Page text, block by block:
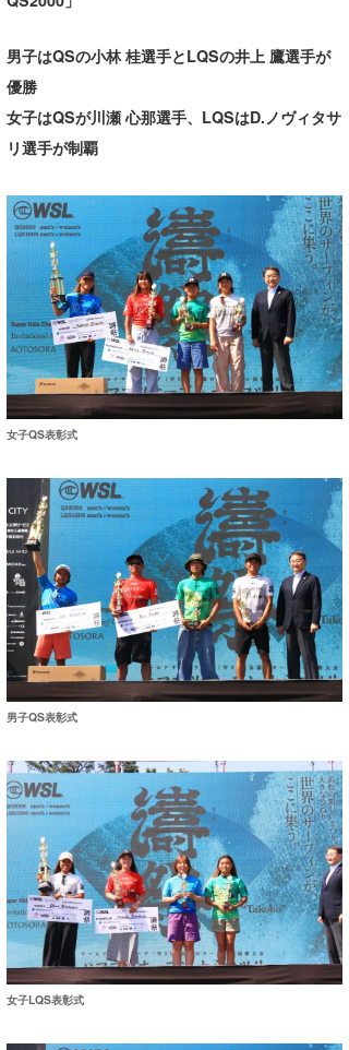
男子はQSの小林 桂選手とLQSの井上 鷹選手が
優勝
女子はQSが川瀬 心那選手、LQSはD.ノヴィタサ
リ選手が制覇
女子QS表彰式
男子QS表彰式
女子LQS表彰式
四国
サーファーズ
ライター/寄稿メディア
Core Surf Japan
mitsuteru Kamio
Yasunari Inoue
Yoshiyuki Obata
arukasvision
DELTA FORCE SURF
CBA Films
熊谷素子
メディア
SURFMEDIA
Colors MAGAZINE
WAVAL
波伝説アンバサダー/プロライダー
福島寿実子
中浦“JET”章
嵯峨明日香
進士剛光
田原啓江
植村未来
NOBUFUKU
大野”MAR”修聖
喜納海人
波伝説スタッフ
☆加藤
+☆maki☆+
Aichan
chan-U
ECE
G◎Da
H
KID
KOBU
KY
波伝説